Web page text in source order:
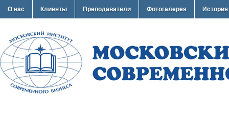
О нас Клиенты Преподаватели Фотогалерея История